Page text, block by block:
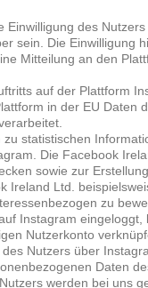
Einwilligung des
sein. Die Einwilligung
Mitteilung an den
auf der Plattform
in der EU Daten
statistischen
Die Facebook
sowie zur
Ireland Ltd.
zu
Instagram
Nutzerkonto
Nutzers über
Daten
werden bei uns